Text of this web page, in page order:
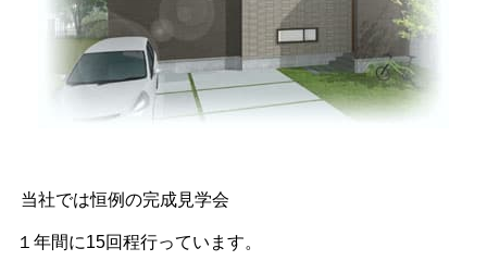
当社では恒例の完成見学会
１年間に15回程行っています。